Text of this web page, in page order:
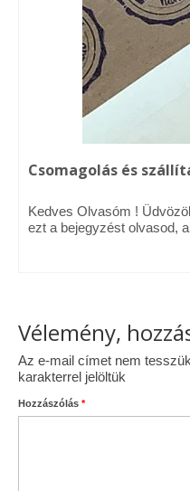
Vásárok, ahol
Alapanyagok,
A termékek
Ellynor története
Adatkezelési
Általános
Csomagolás és
Kedves Olvasóm !
ezt a bejegyzést olvasod,
Vélemény,
Az e-mail címet nem
karakterrel jelöltük
Hozzászólás *